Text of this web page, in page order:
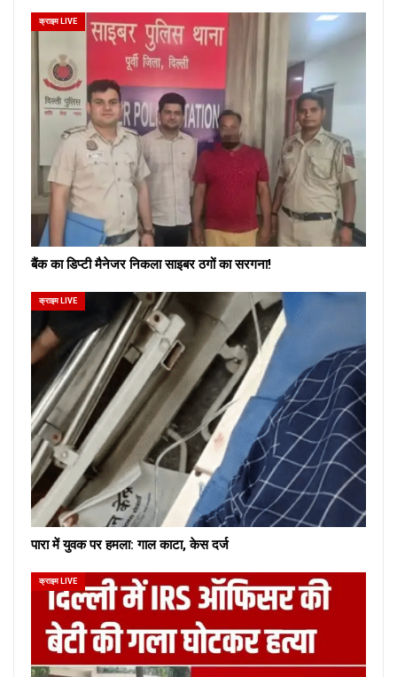
क्राइम LIVE
बैंक का डिप्टी मैनेजर निकला साइबर ठगों का सरगना!
क्राइम LIVE
पारा में युवक पर हमला: गाल काटा, केस दर्ज
क्राइम LIVE